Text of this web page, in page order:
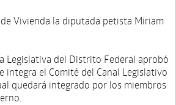
Vivienda la diputada petista Miriam
Legislativa del Distrito Federal aprobó
integra el Comité del Canal Legislativo
quedará integrado por los miembros